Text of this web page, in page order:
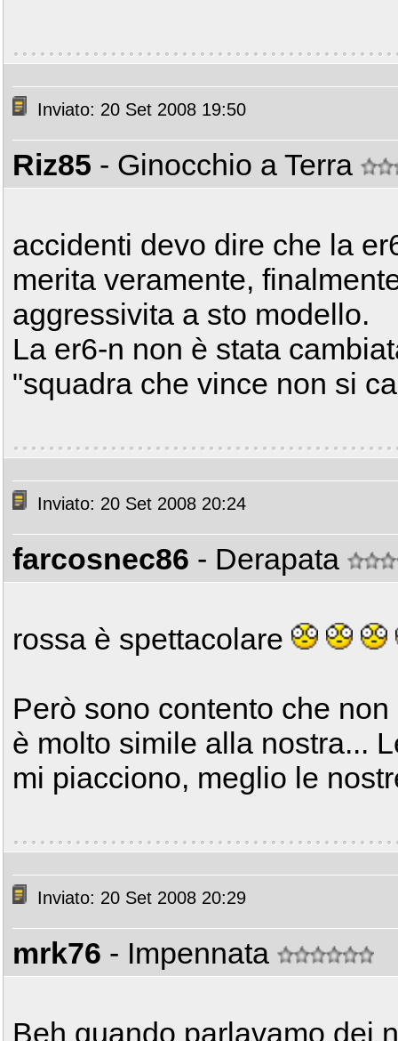
Inviato: 20 Set 2008 19:50
Riz85 - Ginocchio a Terra
accidenti devo dire che la
merita veramente,
aggressivita a sto modello.
La er6-n non è stata
"squadra che vince non si
Inviato: 20 Set 2008 20:24
farcosnec86 - Derapata
rossa è spettacolare
Però sono contento che
è molto simile alla nostra...
mi piacciono, meglio le
Inviato: 20 Set 2008 20:29
mrk76 - Impennata
Beh quando parlavamo dei